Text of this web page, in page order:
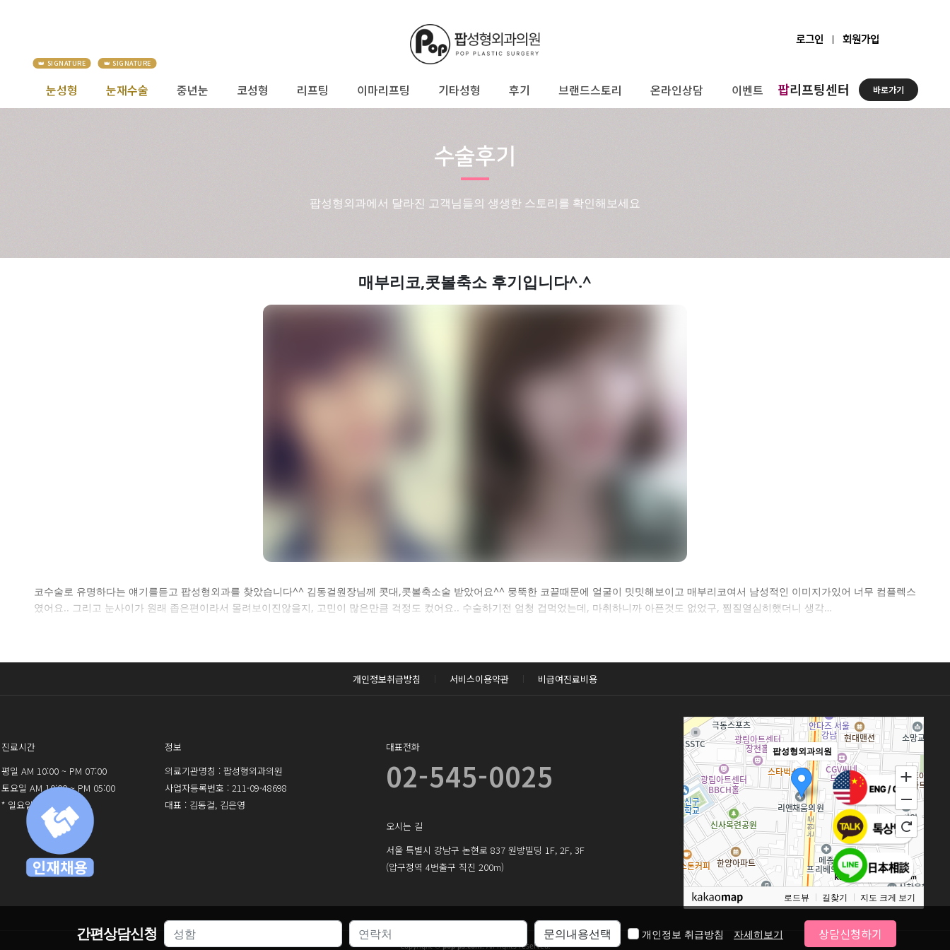
로그인 회원가입
눈성형 눈재수술 중년눈 코성형 리프팅 이마리프팅 기타성형 후기 브랜드스토리 온라인상담 이벤트 팝리프팅센터 바로가기
수술후기
팝성형외과에서 달라진 고객님들의 생생한 스토리를 확인해보세요
매부리코,콧볼축소 후기입니다^.^
셀카후기 전체 내용은
로그인 후 확인하실 수 있습니다.
코수술로 유명하다는 얘기를듣고 팝성형외과를 찾았습니다^^ 김동걸원장님께 콧대,콧볼축소술 받았어요^^ 뭉뚝한 코끝때문에 얼굴이 밋밋해보이고 매부리코여서 남성적인 이미지가있어 너무 컴플렉스
였어요.. 그리고 눈사이가 원래 좁은편이라서 몰려보이진않을지, 고민이 많은만큼 걱정도 컸어요.. 수술하기전 엄청 겁먹었는데, 마취하니까 아픈것도 없었구, 찜질열심히했더니 생각…
개인정보취급방침 서비스이용약관 비급여진료비용
진료시간
평일 AM 10:00 ~ PM 07:00
토요일 AM 10:00 ~ PM 05:00
* 일요일 휴진
정보
의료기관명칭 : 팝성형외과의원
사업자등록번호 : 211-09-48698
대표 : 김동걸, 김은영
대표전화
02-545-0025
오시는 길
서울 특별시 강남구 논현로 837 원방빌딩 1F, 2F, 3F
(압구정역 4번출구 직진 200m)
팝성형외과의원
100m
로드뷰 길찾기 지도 크게 보기
Copyright ©pop-ps.com.All rights reserved.
간편상담신청 개인정보 취급방침 자세히보기 상담신청하기